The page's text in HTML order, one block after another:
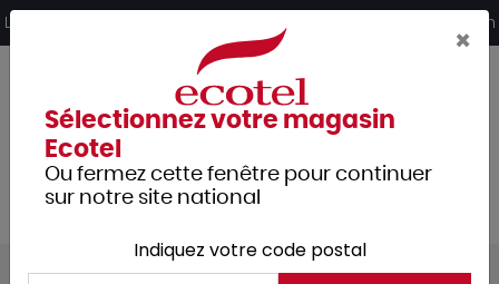
Livraison offerte dès 249€ HT d’achat et retrait 2h en magasin
×
Sélectionnez votre magasin
Ecotel
Ou fermez cette fenêtre pour continuer
sur notre site national
Indiquez votre code postal
Panneau de gestion des cookies